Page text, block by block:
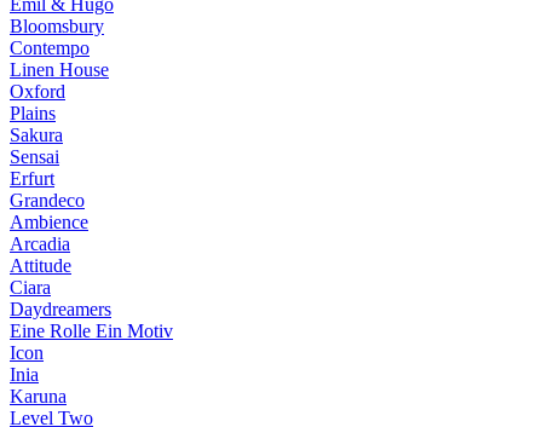
Emil & Hugo
Bloomsbury
Contempo
Linen House
Oxford
Plains
Sakura
Sensai
Erfurt
Grandeco
Ambience
Arcadia
Attitude
Ciara
Daydreamers
Eine Rolle Ein Motiv
Icon
Inia
Karuna
Level Two